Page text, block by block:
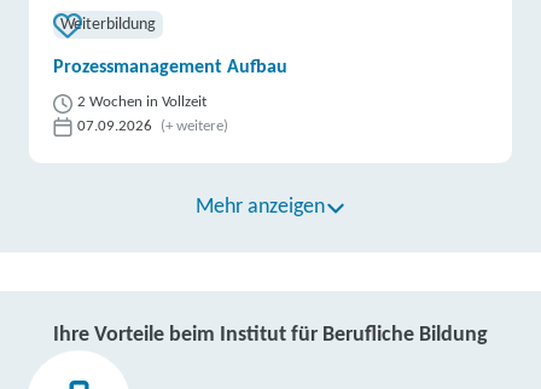
Weiterbildung
Prozessmanagement Aufbau
2 Wochen in Vollzeit
07.09.2026
(+ weitere)
Mehr anzeigen
Ihre Vorteile beim Institut für Berufliche Bildung